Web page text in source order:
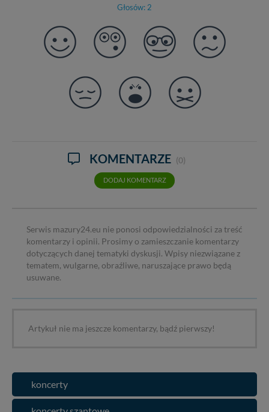
Głosów: 2
KOMENTARZE (0)
DODAJ KOMENTARZ
Serwis mazury24.eu nie ponosi odpowiedzialności za treść
komentarzy i opinii. Prosimy o zamieszczanie komentarzy
dotyczących danej tematyki dyskusji. Wpisy niezwiązane z
tematem, wulgarne, obraźliwe, naruszające prawo będą
usuwane.
Artykuł nie ma jeszcze komentarzy, bądź pierwszy!
koncerty